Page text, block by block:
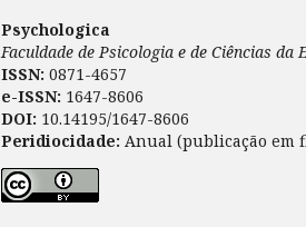
Psychologica
Faculdade de Psicologia e de Ciências
ISSN: 0871-4657
e-ISSN: 1647-8606
DOI: 10.14195/1647-8606
Peridiocidade: Anual (publicação em